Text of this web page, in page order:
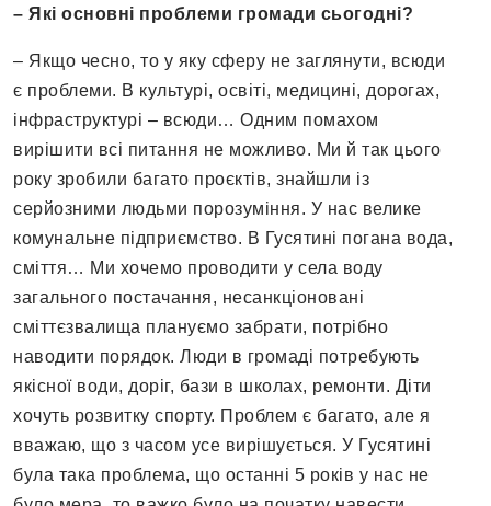
– Які основні проблеми громади сьогодні?
– Якщо чесно, то у яку сферу не заглянути, всюди
є проблеми. В культурі, освіті, медицині, дорогах,
інфраструктурі – всюди… Одним помахом
вирішити всі питання не можливо. Ми й так цього
року зробили багато проєктів, знайшли із
серйозними людьми порозуміння. У нас велике
комунальне підприємство. В Гусятині погана вода,
сміття… Ми хочемо проводити у села воду
загального постачання, несанкціоновані
сміттєзвалища плануємо забрати, потрібно
наводити порядок. Люди в громаді потребують
якісної води, доріг, бази в школах, ремонти. Діти
хочуть розвитку спорту. Проблем є багато, але я
вважаю, що з часом усе вирішується. У Гусятині
була така проблема, що останні 5 років у нас не